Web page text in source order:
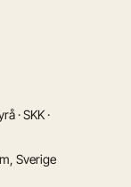
· SKK ·
Sverige